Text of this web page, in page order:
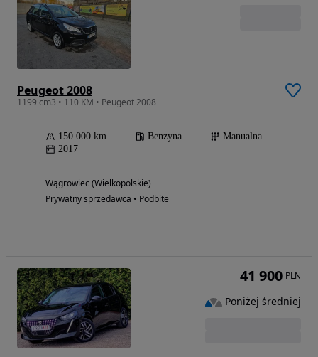
Peugeot 2008
1199 cm3 • 110 KM • Peugeot 2008
150 000 km Benzyna
Manualna
2017
Wągrowiec (Wielkopolskie)
Prywatny sprzedawca • Podbite
41 900 PLN
Poniżej średniej